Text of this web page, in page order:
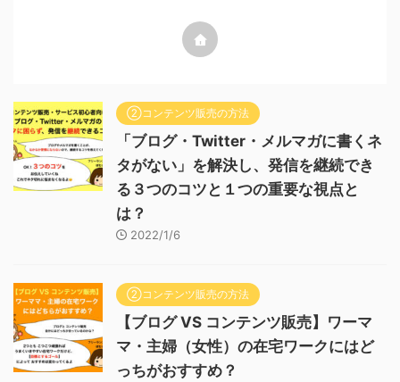
②コンテンツ販売の方法
「ブログ・Twitter・メルマガに書くネ
タがない」を解決し、発信を継続でき
る３つのコツと１つの重要な視点と
は？
2022/1/6
②コンテンツ販売の方法
【ブログ VS コンテンツ販売】ワーマ
マ・主婦（女性）の在宅ワークにはど
っちがおすすめ？